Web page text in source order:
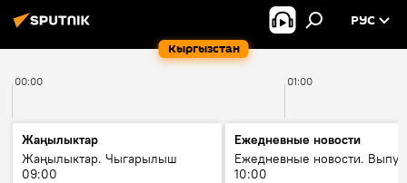
Кыргызстан
РУС
00:00 01:00
Жаңылыктар
Жаңылыктар. Чыгарылыш
09:00
Ежедневные новости
Ежедневные новости.
10:00